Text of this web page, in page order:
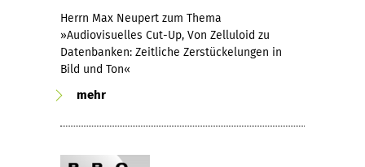
Herrn Max Neupert zum Thema
»Audiovisuelles Cut-Up, Von Zelluloid zu
Datenbanken: Zeitliche Zerstückelungen in
Bild und Ton«
mehr